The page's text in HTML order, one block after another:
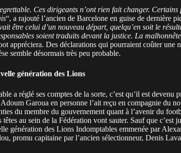
Ces dirigeants n’ont rien fait changer.
“, a rajouté l’ancien de Barcelone en guise de dernière
être celui d’un nouveau départ, quelqu’en soit le
soient traduits devant la justice. La
appréciera. Des déclarations qui pourraient coûter une
semble désormais très peu probable.
génération des Lions
a réglé ses comptes de la sorte, c’est qu’il est devenu
Garoua en personne l’ait reçu en compagnie du
du membre du gouvernement quant à l’avenir du
têtes au sein de la Fédération vont sauter. Sauf que c’est
génération des Lions Indomptables emmenée par
promu capitaine par l’ancien sélectionneur, Denis